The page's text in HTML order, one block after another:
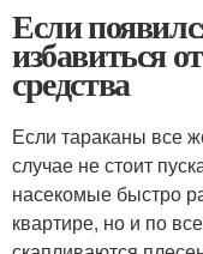
Если
избавиться
средства
Если тараканы все
случае не стоит
насекомые быстро
квартире, но и по